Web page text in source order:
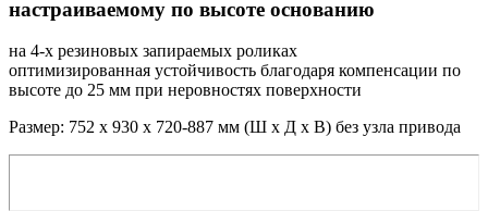
настраиваемому по высоте основанию
на 4-х резиновых запираемых роликах
оптимизированная устойчивость благодаря компенсации по
высоте до 25 мм при неровностях поверхности
Размер: 752 x 930 x 720-887 мм (Ш x Д x В) без узла привода